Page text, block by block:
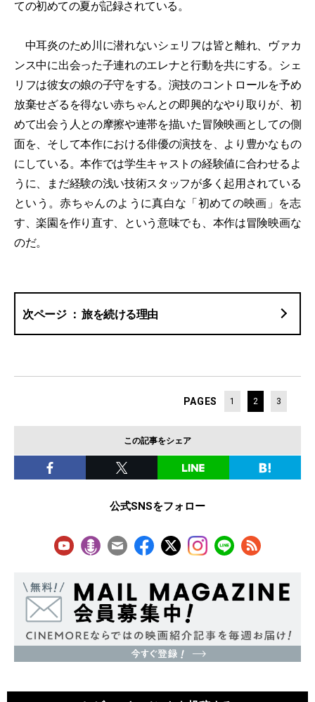
ての初めての夏が記録されている。
中耳炎のため川に潜れないシェリフは皆と離れ、ヴァカ
ンス中に出会った子連れのエレナと行動を共にする。シェ
リフは彼女の娘の子守をする。演技のコントロールを予め
放棄せざるを得ない赤ちゃんとの即興的なやり取りが、初
めて出会う人との摩擦や連帯を描いた冒険映画としての側
面を、そして本作における俳優の演技を、より豊かなもの
にしている。本作では学生キャストの経験値に合わせるよ
うに、まだ経験の浅い技術スタッフが多く起用されている
という。赤ちゃんのように真白な「初めての映画」を志
す、楽園を作り直す、という意味でも、本作は冒険映画な
のだ。
旅を続ける理由
PAGES 1 2 3
この記事をシェア
公式SNSをフォロー